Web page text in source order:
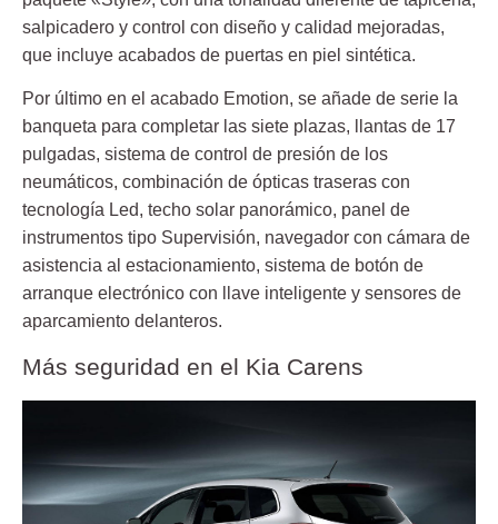
salpicadero y control con diseño y calidad mejoradas,
que incluye acabados de puertas en piel sintética.
Por último en el acabado Emotion, se añade de serie la
banqueta para completar las siete plazas, llantas de 17
pulgadas, sistema de control de presión de los
neumáticos, combinación de ópticas traseras con
tecnología Led, techo solar panorámico, panel de
instrumentos tipo Supervisión, navegador con cámara de
asistencia al estacionamiento, sistema de botón de
arranque electrónico con llave inteligente y sensores de
aparcamiento delanteros.
Más seguridad en el Kia Carens